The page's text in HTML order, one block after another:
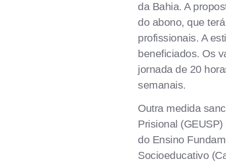
da Bahia. A
do abono, que
profissionais. A
beneficiados. Os
jornada de 20
semanais.
Outra medida
Prisional
do Ensino
Socioeducativo